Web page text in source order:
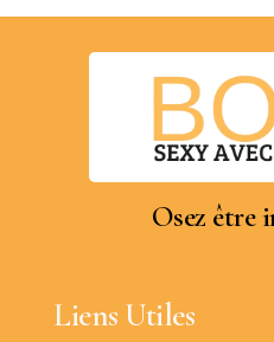
Osez être
Liens Utiles